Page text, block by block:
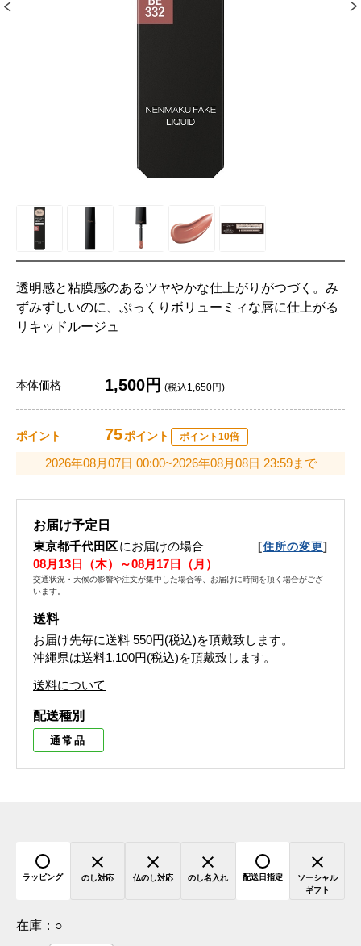
透明感と粘膜感のあるツヤやかな仕上がりがつづく。み
ずみずしいのに、ぷっくりボリューミィな唇に仕上がる
リキッドルージュ
本体価格 1,500円 (税込1,650円)
ポイント 75ポイント ポイント10倍
2026年08月07日 00:00~2026年08月08日 23:59まで
お届け予定日
東京都千代田区にお届けの場合 [住所の変更]
08月13日（木）～08月17日（月）
交通状況・天候の影響や注文が集中した場合等、お届けに時間を頂く場合がござ
います。
送料
お届け先毎に送料 550円(税込)を頂戴致します。
沖縄県は送料1,100円(税込)を頂戴致します。
送料について
配送種別
通常品
ラッピング のし対応 仏のし対応 のし名入れ 配送日指定
ソーシャル
ギフト
在庫： ○